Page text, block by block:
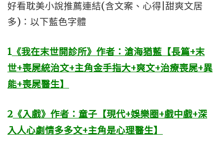
好看耽美小說推薦連結(含文案、心得|甜爽文居
多)：以下藍色字體
1 《我在末世開診所》作者：滄海猶藍【長篇+末
世+喪屍統治文+主角金手指大+爽文+治療喪屍+異
能+喪屍醫生】
2 《入戲》作者：童子【現代+娛樂圈+戲中戲+深
入人心劇情多多文+主角是心理醫生】